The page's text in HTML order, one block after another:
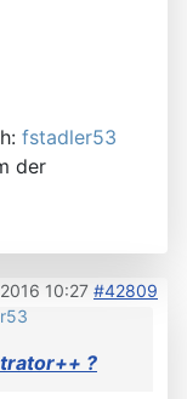
fstadler53
der
10:27 #42809
?